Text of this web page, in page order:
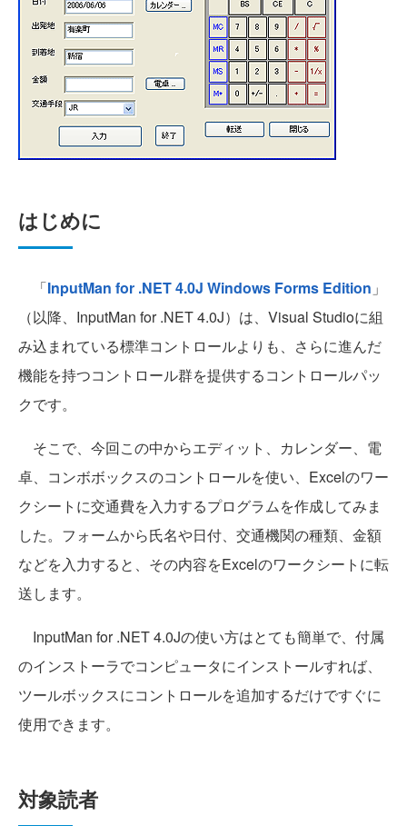
はじめに
「InputMan for .NET 4.0J Windows Forms Edition 」
（以降、InputMan for .NET 4.0J）は、Visual Studioに組
み込まれている標準コントロールよりも、さらに進んだ
機能を持つコントロール群を提供するコントロールパッ
クです。
そこで、今回この中からエディット、カレンダー、電
卓、コンボボックスのコントロールを使い、Excelのワー
クシートに交通費を入力するプログラムを作成してみま
した。フォームから氏名や日付、交通機関の種類、金額
などを入力すると、その内容をExcelのワークシートに転
送します。
InputMan for .NET 4.0Jの使い方はとても簡単で、付属
のインストーラでコンピュータにインストールすれば、
ツールボックスにコントロールを追加するだけですぐに
使用できます。
対象読者